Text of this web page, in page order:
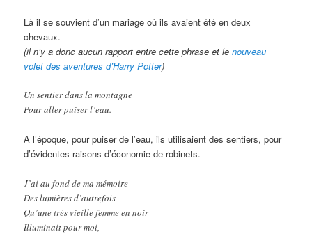
Là il se souvient d’un mariage où ils avaient été en deux
chevaux.
(il n’y a donc aucun rapport entre cette phrase et lenouveau
volet des aventures d’Harry Potter)
Un sentier dans la montagne
Pour aller puiser l’eau.
A l’époque, pour puiser de l’eau, ils utilisaient des sentiers, pour
d’évidentes raisons d’économie de robinets.
J’ai au fond de ma mémoire
Des lumières d’autrefois
Qu’une très vieille femme en noir
Illuminait pour moi,